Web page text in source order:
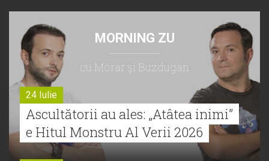
MORNING ZU
cu Morar şi Buzdugan
24 Iulie
Ascultătorii au ales: „Atâtea inimi”
e Hitul Monstru Al Verii 2026